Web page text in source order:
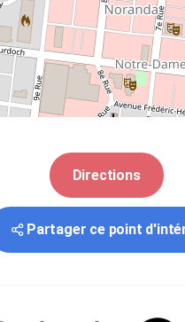
Directions
Partager ce point